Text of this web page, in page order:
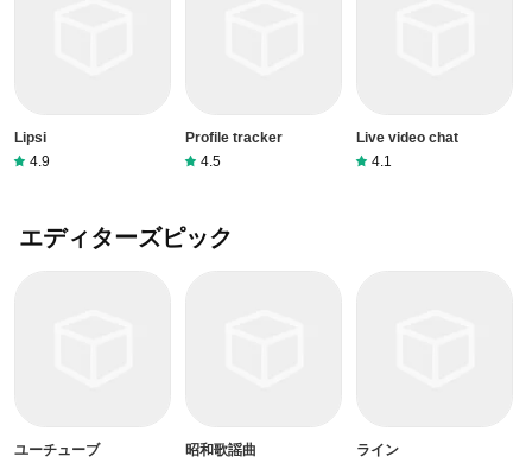
Lipsi
4.9
Profile tracker
4.5
Live video chat
4.1
エディターズピック
ユーチューブ
昭和歌謡曲
ライン